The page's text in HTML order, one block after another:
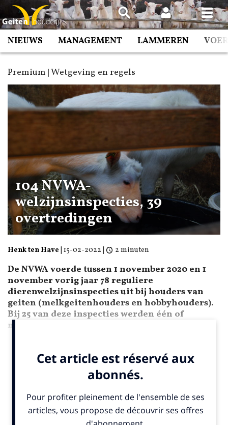
Spring
naar
inhoud
NIEUWS MANAGEMENT LAMMEREN
Premium | Wetgeving en regels
104 NVWA-
welzijnsinspecties, 39
overtredingen
Henk ten Have 15-02-2022 2 minuten
De NVWA voerde tussen 1 november 2020 en 1
november vorig jaar 78 reguliere
dierenwelzijnsinspecties uit bij houders van
geiten (melkgeitenhouders en hobbyhouders).
Bij 25 van deze inspecties werden één of
meerdere overtredingen geconstateerd.